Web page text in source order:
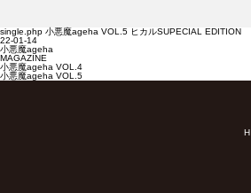
single.php 小悪魔ageha VOL.5 ヒカルSUPECIAL EDITION
22-01-14
小悪魔ageha
MAGAZINE
小悪魔ageha VOL.4
小悪魔ageha VOL.5